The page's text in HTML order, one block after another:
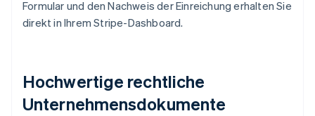
Formular und den Nachweis der Einreichung erhalten Sie
direkt in Ihrem Stripe-Dashboard.
Hochwertige rechtliche
Unternehmensdokumente